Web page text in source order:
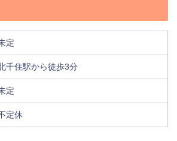
定
千住駅から徒歩3分
定
定休